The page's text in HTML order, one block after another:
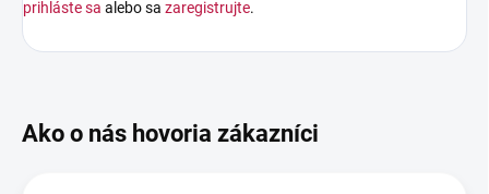
prihláste sa alebo sa zaregistrujte.